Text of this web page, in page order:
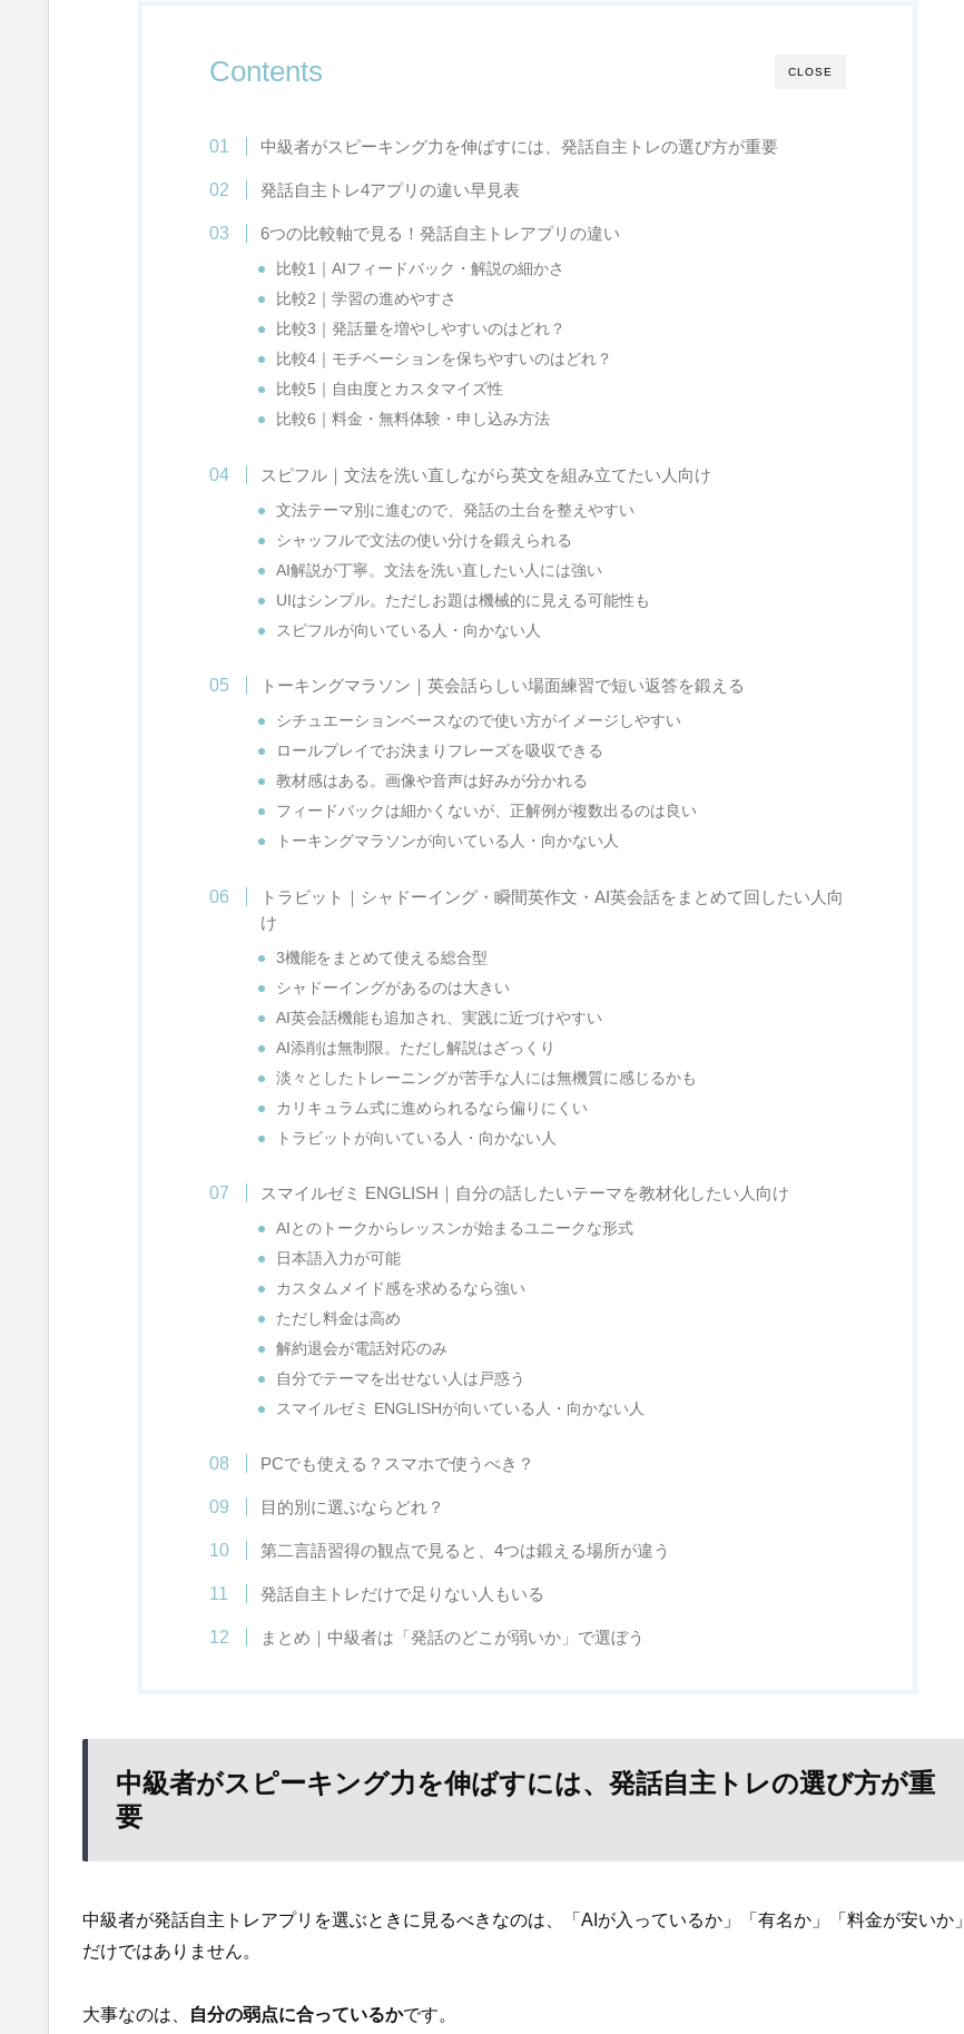
CLOSE
Contents
中級者がスピーキング力を伸ばすには、発話自主トレの選び方が重要
発話自主トレ4アプリの違い早見表
6つの比較軸で見る！発話自主トレアプリの違い
比較1｜AIフィードバック・解説の細かさ
比較2｜学習の進めやすさ
比較3｜発話量を増やしやすいのはどれ？
比較4｜モチベーションを保ちやすいのはどれ？
比較5｜自由度とカスタマイズ性
比較6｜料金・無料体験・申し込み方法
スピフル｜文法を洗い直しながら英文を組み立てたい人向け
文法テーマ別に進むので、発話の土台を整えやすい
シャッフルで文法の使い分けを鍛えられる
AI解説が丁寧。文法を洗い直したい人には強い
UIはシンプル。ただしお題は機械的に見える可能性も
スピフルが向いている人・向かない人
トーキングマラソン｜英会話らしい場面練習で短い返答を鍛える
シチュエーションベースなので使い方がイメージしやすい
ロールプレイでお決まりフレーズを吸収できる
教材感はある。画像や音声は好みが分かれる
フィードバックは細かくないが、正解例が複数出るのは良い
トーキングマラソンが向いている人・向かない人
トラビット｜シャドーイング・瞬間英作文・AI英会話をまとめて回したい人向
け
3機能をまとめて使える総合型
シャドーイングがあるのは大きい
AI英会話機能も追加され、実践に近づけやすい
AI添削は無制限。ただし解説はざっくり
淡々としたトレーニングが苦手な人には無機質に感じるかも
カリキュラム式に進められるなら偏りにくい
トラビットが向いている人・向かない人
スマイルゼミ ENGLISH｜自分の話したいテーマを教材化したい人向け
AIとのトークからレッスンが始まるユニークな形式
日本語入力が可能
カスタムメイド感を求めるなら強い
ただし料金は高め
解約退会が電話対応のみ
自分でテーマを出せない人は戸惑う
スマイルゼミ ENGLISHが向いている人・向かない人
PCでも使える？スマホで使うべき？
目的別に選ぶならどれ？
第二言語習得の観点で見ると、4つは鍛える場所が違う
発話自主トレだけで足りない人もいる
まとめ｜中級者は「発話のどこが弱いか」で選ぼう
中級者がスピーキング力を伸ばすには、発話自主トレの選び方が重
要
中級者が発話自主トレアプリを選ぶときに見るべきなのは、「AIが入っているか」「有名か」「料金が安いか」
だけではありません。
大事なのは、 自分の弱点に合っているかです。